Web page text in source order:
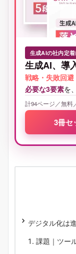
生成AIの社内定
生成AI、導
戦略・失敗回
必要な3要素を
計94ページ／無料
3冊セ
デジタル化は
課題｜ツー